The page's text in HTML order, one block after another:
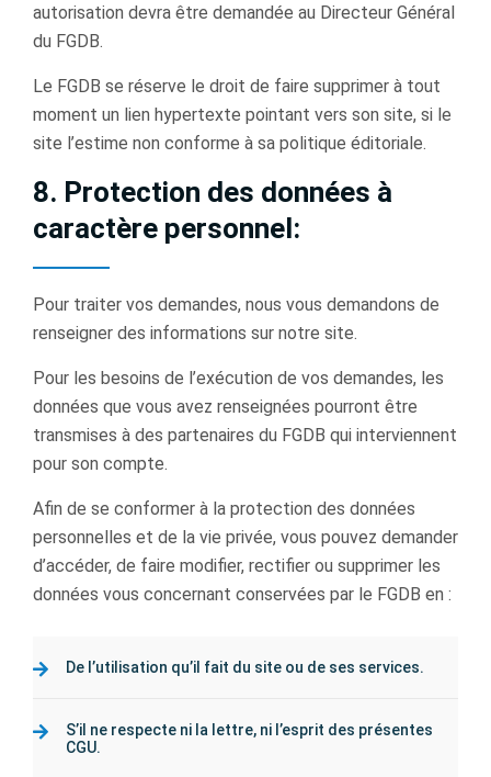
autorisation devra être demandée au Directeur Général
du FGDB.
Le FGDB se réserve le droit de faire supprimer à tout
moment un lien hypertexte pointant vers son site, si le
site l’estime non conforme à sa politique éditoriale.
8. Protection des données à
caractère personnel:
Pour traiter vos demandes, nous vous demandons de
renseigner des informations sur notre site.
Pour les besoins de l’exécution de vos demandes, les
données que vous avez renseignées pourront être
transmises à des partenaires du FGDB qui interviennent
pour son compte.
Aﬁn de se conformer à la protection des données
personnelles et de la vie privée, vous pouvez demander
d’accéder, de faire modiﬁer, rectiﬁer ou supprimer les
données vous concernant conservées par le FGDB en :
De l’utilisation qu’il fait du site ou de ses services.
S’il ne respecte ni la lettre, ni l’esprit des présentes
CGU.